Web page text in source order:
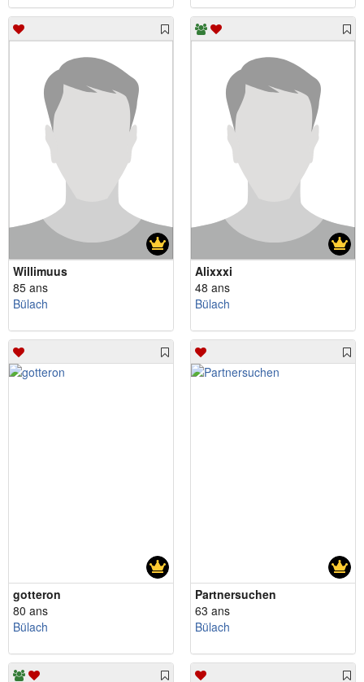
Willimuus
85 ans
Bülach
Alixxxi
48 ans
Bülach
gotteron
80 ans
Bülach
Partnersuchen
63 ans
Bülach